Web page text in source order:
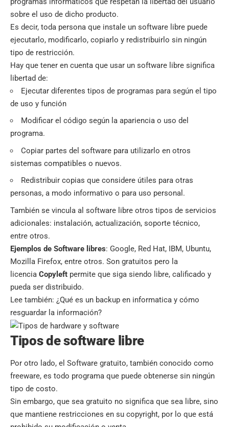
sobre el uso de dicho producto.
Es decir, toda persona que instale un software libre puede
ejecutarlo, modificarlo, copiarlo y redistribuirlo sin ningún
tipo de restricción.
Hay que tener en cuenta que usar un software libre significa
libertad de:
Ejecutar diferentes tipos de programas para según el tipo
de uso y función
Modificar el código según la apariencia o uso del
programa.
Copiar partes del software para utilizarlo en otros
sistemas compatibles o nuevos.
Redistribuir copias que considere útiles para otras
personas, a modo informativo o para uso personal.
También se vincula al software libre otros tipos de servicios
adicionales: instalación, actualización, soporte técnico,
entre otros.
Ejemplos de Software libres: Google, Red Hat, IBM, Ubuntu,
Mozilla Firefox, entre otros. Son gratuitos pero la
licencia Copyleft permite que siga siendo libre, calificado y
pueda ser distribuido.
Lee también: ¿Qué es un backup en informatica y cómo
resguardar la información?
Tipos de software libre
Por otro lado, el Software gratuito, también conocido como
freeware, es todo programa que puede obtenerse sin ningún
tipo de costo.
Sin embargo, que sea gratuito no significa que sea libre, sino
que mantiene restricciones en su copyright, por lo que está